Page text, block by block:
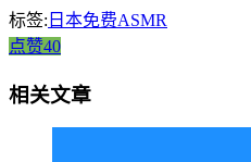
标签: 日本免费ASMR
点赞40
相关文章